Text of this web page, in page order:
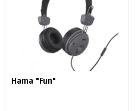
Hama "Fun"